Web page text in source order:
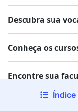
Índice
Descubra sua
Conheça os
Encontre sua